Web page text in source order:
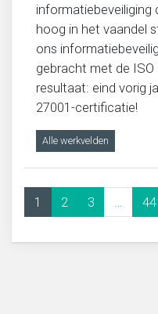
informatiebeveiliging
hoog in het vaandel
ons
gebracht met de
resultaat: eind vorig
27001-certificatie!
Alle werkvelden
1 2 3 44